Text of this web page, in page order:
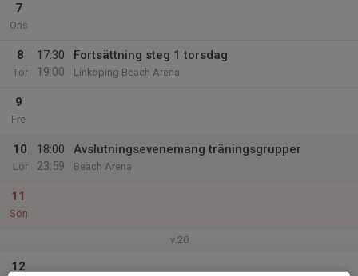
7
Ons
8
Tor
17:30
19:00
Fortsättning steg 1 torsdag
Linköping Beach Arena
9
Fre
10
Lör
18:00
23:59
Avslutningsevenemang träningsgrupper
Beach Arena
11
Sön
v.20
12